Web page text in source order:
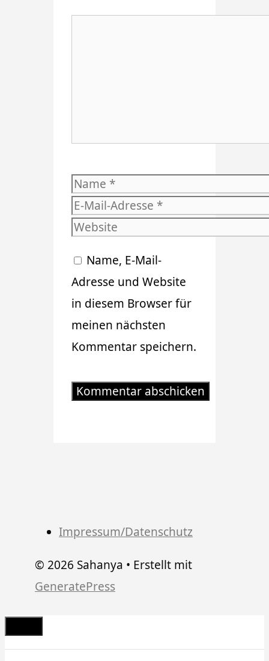
Name
E-
Mail-
Website
Name, E-Mail-
Adresse und Website
in diesem Browser für
meinen nächsten
Kommentar speichern.
Impressum/Datenschutz
© 2026 Sahanya • Erstellt mit
GeneratePress
Schließen